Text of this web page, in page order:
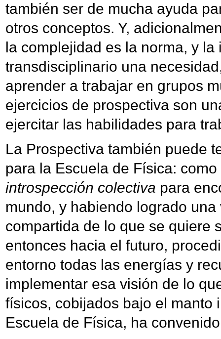
también ser de mucha ayuda
otros conceptos. Y,
la complejidad es la norma, y
transdisciplinario una
aprender a trabajar en grupos
ejercicios de prospectiva son
ejercitar las habilidades para
La Prospectiva también puede
para la Escuela de Física:
introspección colectiva para
mundo, y habiendo logrado
compartida de lo que se quiere
entonces hacia el futuro,
entorno todas las energías y
implementar esa visión de lo
físicos, cobijados bajo el manto
Escuela de Física, ha